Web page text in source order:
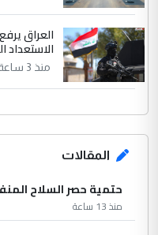
العراق
الاستعداد
منذ 3 ساعة
المقالات
حتمية حصر السلاح
منذ 13 ساعة